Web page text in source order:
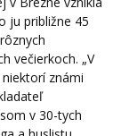
ju približne 45
večierkoch. „V
známi
v 30-tych